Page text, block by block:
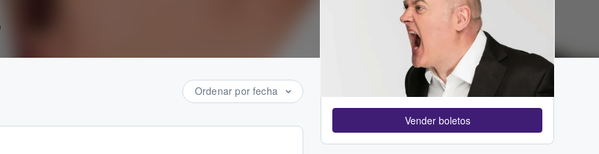
Ordenar por fecha
Vender boletos